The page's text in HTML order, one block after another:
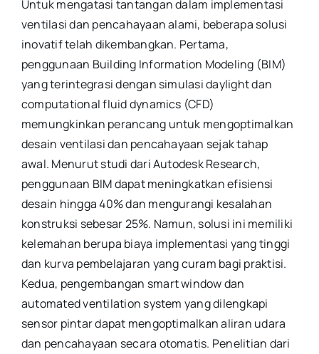
Untuk mengatasi tantangan dalam implementasi
ventilasi dan pencahayaan alami, beberapa solusi
inovatif telah dikembangkan. Pertama,
penggunaan Building Information Modeling (BIM)
yang terintegrasi dengan simulasi daylight dan
computational fluid dynamics (CFD)
memungkinkan perancang untuk mengoptimalkan
desain ventilasi dan pencahayaan sejak tahap
awal. Menurut studi dari Autodesk Research,
penggunaan BIM dapat meningkatkan efisiensi
desain hingga 40% dan mengurangi kesalahan
konstruksi sebesar 25%. Namun, solusi ini memiliki
kelemahan berupa biaya implementasi yang tinggi
dan kurva pembelajaran yang curam bagi praktisi.
Kedua, pengembangan smart window dan
automated ventilation system yang dilengkapi
sensor pintar dapat mengoptimalkan aliran udara
dan pencahayaan secara otomatis. Penelitian dari